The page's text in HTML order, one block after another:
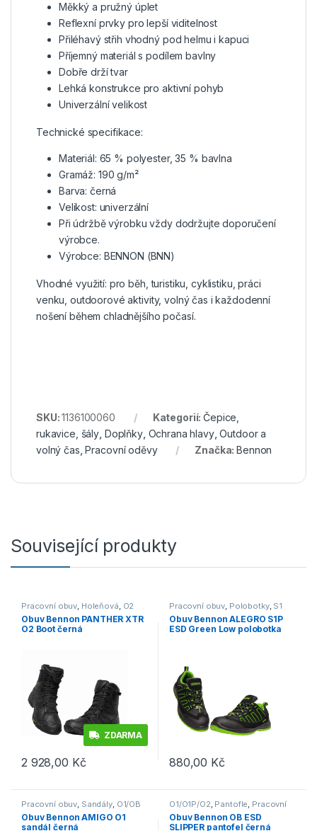
Měkký a pružný úplet
Reflexní prvky pro lepší viditelnost
Přiléhavý střih vhodný pod helmu i kapuci
Příjemný materiál s podílem bavlny
Dobře drží tvar
Lehká konstrukce pro aktivní pohyb
Univerzální velikost
Technické specifikace:
Materiál: 65 % polyester, 35 % bavlna
Gramáž: 190 g/m²
Barva: černá
Velikost: univerzální
Při údržbě výrobku vždy dodržujte doporučení
výrobce.
Výrobce: BENNON (BNN)
Vhodné využití: pro běh, turistiku, cyklistiku, práci
venku, outdoorové aktivity, volný čas i každodenní
nošení během chladnějšího počasí.
SKU:1136100060 Kategorií:Čepice,
rukavice, šály Doplňky, Ochrana hlavy,Outdoor a
volný čas ,Pracovní oděvy Značka:Bennon
Související produkty
Pracovní obuv, Holeňová, O2
Obuv Bennon PANTHER XTR
O2 Boot černá
ZDARMA
2 928,00 Kč
Tento produkt má více variant. Možnosti lze vybrat na stránce
Pracovní obuv, Polobotky, S1
Obuv Bennon ALEGRO S1P
ESD Green Low polobotka
880,00 Kč
Tento produkt má více
Pracovní obuv, Sandály, O1/OB
Obuv Bennon AMIGO O1
sandál černá
O1/O1P/O2, Pantofle, Pracovní
obuv
Obuv Bennon OB ESD
SLIPPER pantofel černá